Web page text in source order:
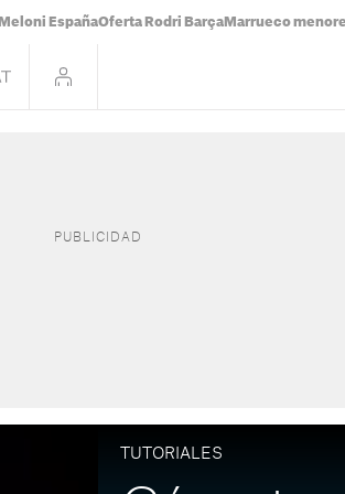
Meloni EspañaOferta Rodri Barça Marrueco
TUTORIALES